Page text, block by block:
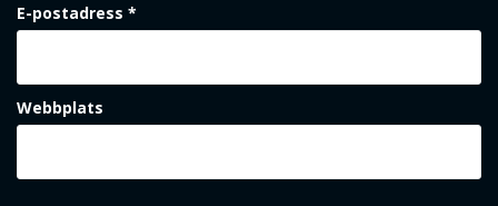
E-postadress *
Webbplats